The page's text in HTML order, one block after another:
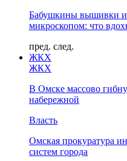
Бабушкины вышивки и
микроскопом: что
пред. след.
ЖКХ
ЖКХ
В Омске массово
набережной
Власть
Омская прокуратура
систем города